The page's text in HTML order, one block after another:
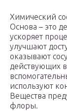
Химический
Основа – это
ускоряет
улучшают
оказывают
действующих
используют
Вещества
флоры.